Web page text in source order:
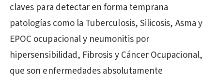
claves para detectar en forma temprana
patologías como la Tuberculosis, Silicosis, Asma y
EPOC ocupacional y neumonitis por
hipersensibilidad, Fibrosis y Cáncer Ocupacional,
que son enfermedades absolutamente